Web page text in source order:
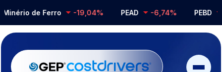
de Ferro -19,04% PEAD -6,74% PEBD -